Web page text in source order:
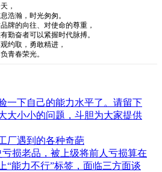
，
浩瀚，时光匆匆。
牌的向往、对使命的尊重，
勤奋者可以紧握时代脉搏。
约取，勇敢精进，
青春荣光。
一下自己的能力水平了。请留下
大小小的问题，斗胆为大家提供
厂遇到的各种奇葩
亏损老品，被上级将前人亏损算在
“能力不行”标签，面临三方面谈